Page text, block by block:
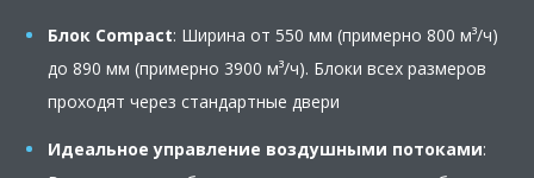
Блок Compact: Ширина от 550 мм (примерно 800 м³/ч)
до 890 мм (примерно 3900 м³/ч). Блоки всех размеров
проходят через стандартные двери
Идеальное управление воздушными потоками: